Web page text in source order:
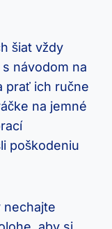
šiat vždy
⁢návodom na⁤
prať ich ručne
na jemné
poškodeniu
nechajte